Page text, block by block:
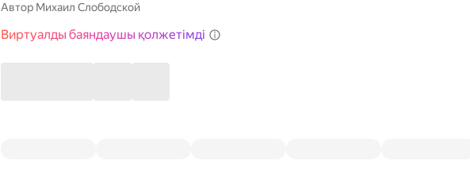
Автор Михаил Слободской
Виртуалды баяндаушы қолжетімді